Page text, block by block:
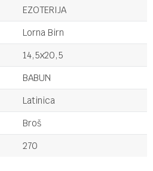
EZOTERIJA
Lorna Birn
14,5x20,5
BABUN
Latinica
Broš
270